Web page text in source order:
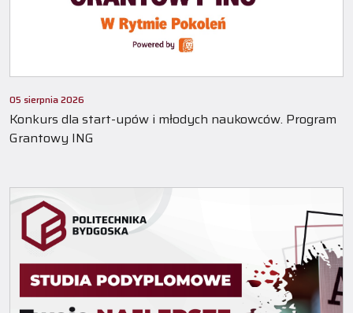
05 sierpnia 2026
Konkurs dla start-upów i młodych naukowców. Program
Grantowy ING